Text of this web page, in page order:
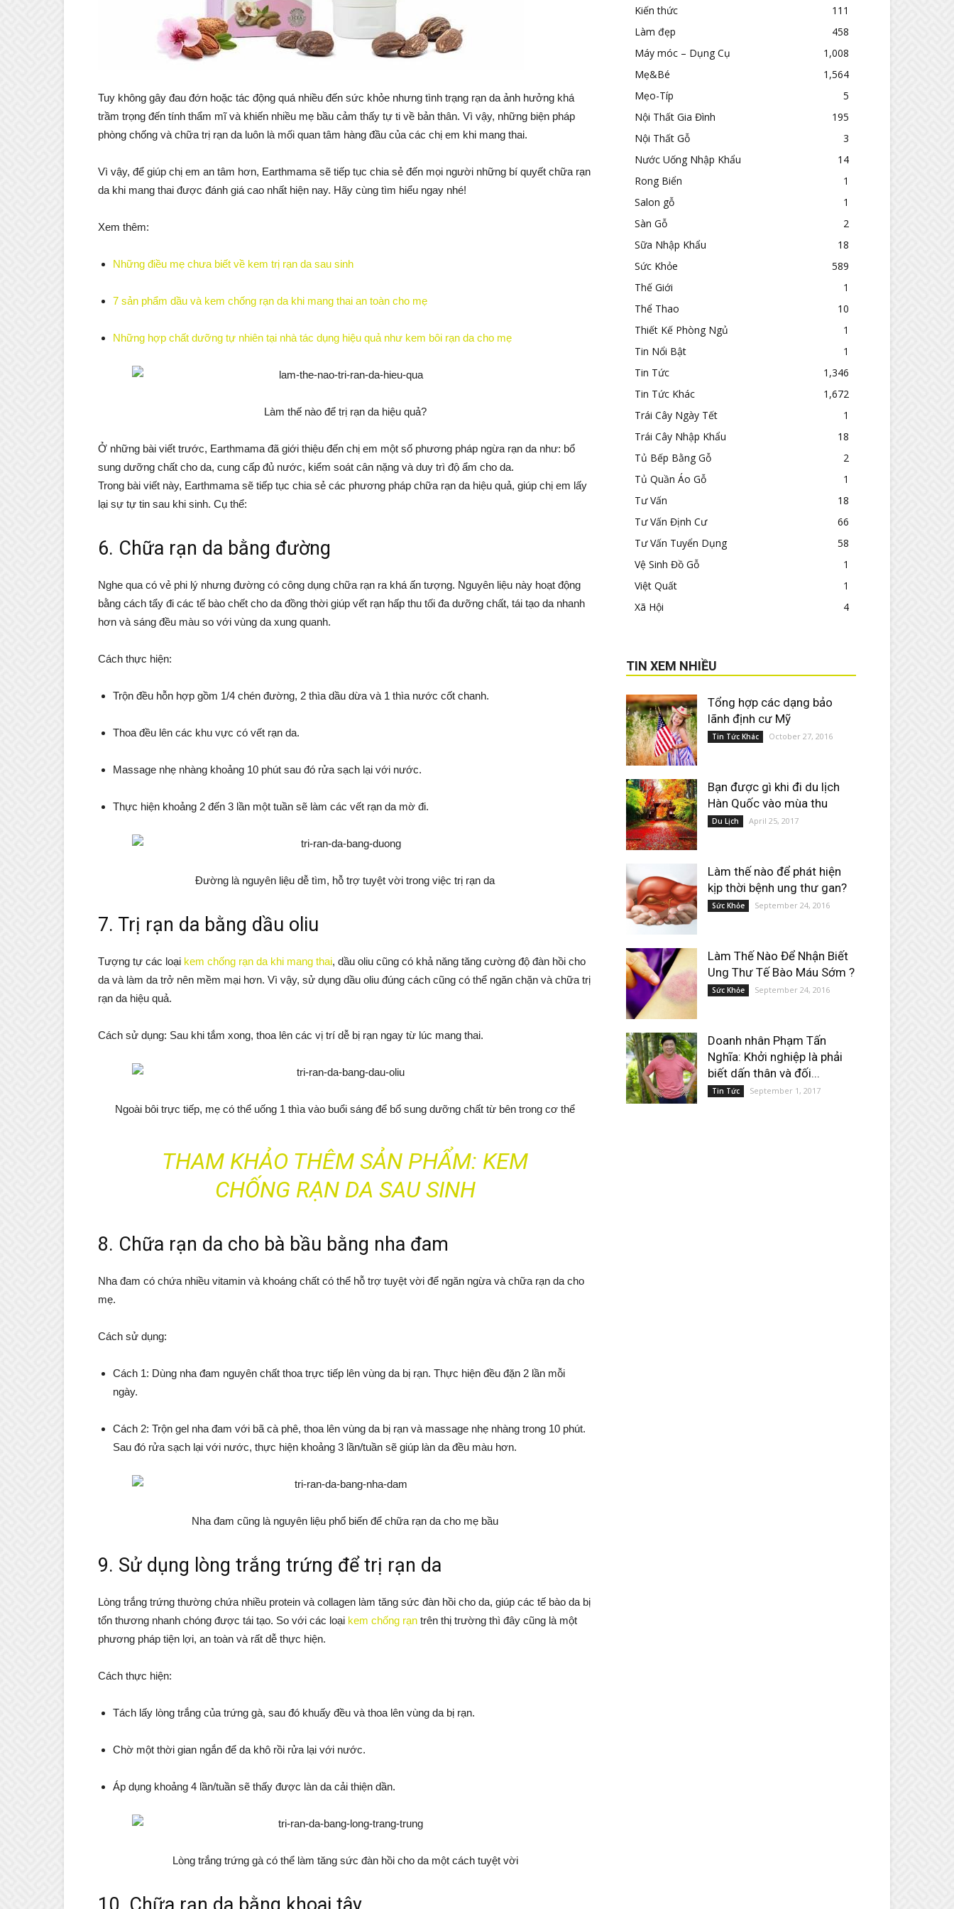
Tuy không gây đau đớn hoặc tác động quá nhiều đến sức khỏe nhưng tình trạng rạn da ảnh hưởng khá
trầm trọng đến tính thẩm mĩ và khiến nhiều mẹ bầu cảm thấy tự ti về bản thân. Vì vậy, những biện pháp
phòng chống và chữa trị rạn da luôn là mối quan tâm hàng đầu của các chị em khi mang thai.
Vì vậy, để giúp chị em an tâm hơn, Earthmama sẽ tiếp tục chia sẻ đến mọi người những bí quyết chữa rạn
da khi mang thai được đánh giá cao nhất hiện nay. Hãy cùng tìm hiểu ngay nhé!
Xem thêm:
Những điều mẹ chưa biết về kem trị rạn da sau sinh
7 sản phẩm dầu và kem chống rạn da khi mang thai an toàn cho mẹ
Những hợp chất dưỡng tự nhiên tại nhà tác dụng hiệu quả như kem bôi rạn da cho mẹ
Làm thế nào để trị rạn da hiệu quả?
Ở những bài viết trước, Earthmama đã giới thiệu đến chị em một số phương pháp ngừa rạn da như: bổ
sung dưỡng chất cho da, cung cấp đủ nước, kiểm soát cân nặng và duy trì độ ẩm cho da.
Trong bài viết này, Earthmama sẽ tiếp tục chia sẻ các phương pháp chữa rạn da hiệu quả, giúp chị em lấy
lại sự tự tin sau khi sinh. Cụ thể:
6. Chữa rạn da bằng đường
Nghe qua có vẻ phi lý nhưng đường có công dụng chữa rạn ra khá ấn tượng. Nguyên liệu này hoạt động
bằng cách tẩy đi các tế bào chết cho da đồng thời giúp vết rạn hấp thu tối đa dưỡng chất, tái tạo da nhanh
hơn và sáng đều màu so với vùng da xung quanh.
Cách thực hiện:
Trộn đều hỗn hợp gồm 1/4 chén đường, 2 thìa dầu dừa và 1 thìa nước cốt chanh.
Thoa đều lên các khu vực có vết rạn da.
Massage nhẹ nhàng khoảng 10 phút sau đó rửa sạch lại với nước.
Thực hiện khoảng 2 đến 3 lần một tuần sẽ làm các vết rạn da mờ đi.
Đường là nguyên liệu dễ tìm, hỗ trợ tuyệt vời trong việc trị rạn da
7. Trị rạn da bằng dầu oliu
Tượng tự các loại kem chống rạn da khi mang thai, dầu oliu cũng có khả năng tăng cường độ đàn hồi cho
da và làm da trở nên mềm mại hơn. Vì vậy, sử dụng dầu oliu đúng cách cũng có thể ngăn chặn và chữa trị
rạn da hiệu quả.
Cách sử dụng: Sau khi tắm xong, thoa lên các vị trí dễ bị rạn ngay từ lúc mang thai.
Ngoài bôi trực tiếp, mẹ có thể uống 1 thìa vào buổi sáng để bổ sung dưỡng chất từ bên trong cơ thể
THAM KHẢO THÊM SẢN PHẨM: KEM
CHỐNG RẠN DA SAU SINH
8. Chữa rạn da cho bà bầu bằng nha đam
Nha đam có chứa nhiều vitamin và khoáng chất có thể hỗ trợ tuyệt vời để ngăn ngừa và chữa rạn da cho
mẹ.
Cách sử dụng:
Cách 1: Dùng nha đam nguyên chất thoa trực tiếp lên vùng da bị rạn. Thực hiện đều đặn 2 lần mỗi
ngày.
Cách 2: Trộn gel nha đam với bã cà phê, thoa lên vùng da bị rạn và massage nhẹ nhàng trong 10 phút.
Sau đó rửa sạch lại với nước, thực hiện khoảng 3 lần/tuần sẽ giúp làn da đều màu hơn.
Nha đam cũng là nguyên liệu phổ biến để chữa rạn da cho mẹ bầu
9. Sử dụng lòng trắng trứng để trị rạn da
Lòng trắng trứng thường chứa nhiều protein và collagen làm tăng sức đàn hồi cho da, giúp các tế bào da bị
tổn thương nhanh chóng được tái tạo. So với các loại kem chống rạn trên thị trường thì đây cũng là một
phương pháp tiện lợi, an toàn và rất dễ thực hiện.
Cách thực hiện:
Tách lấy lòng trắng của trứng gà, sau đó khuấy đều và thoa lên vùng da bị rạn.
Chờ một thời gian ngắn để da khô rồi rửa lại với nước.
Áp dụng khoảng 4 lần/tuần sẽ thấy được làn da cải thiện dần.
Lòng trắng trứng gà có thể làm tăng sức đàn hồi cho da một cách tuyệt vời
Kiến thức
111
Làm đẹp
458
Máy móc – Dụng Cụ
1,008
Mẹ&Bé
1,564
Mẹo-Típ
5
Nội Thất Gia Đình
195
Nội Thất Gỗ
3
Nước Uống Nhập Khẩu
14
Rong Biển
1
Salon gỗ
1
Sàn Gỗ
2
Sữa Nhập Khẩu
18
Sức Khỏe
589
Thế Giới
1
Thể Thao
10
Thiết Kế Phòng Ngủ
1
Tin Nổi Bật
1
Tin Tức
1,346
Tin Tức Khác
1,672
Trái Cây Ngày Tết
1
Trái Cây Nhập Khẩu
18
Tủ Bếp Bằng Gỗ
2
Tủ Quần Áo Gỗ
1
Tư Vấn
18
Tư Vấn Định Cư
66
Tư Vấn Tuyển Dụng
58
Vệ Sinh Đồ Gỗ
1
Việt Quất
1
Xã Hội
4
TIN XEM NHIỀU
Tổng hợp các dạng bảo
lãnh định cư Mỹ
Tin Tức Khác October 27, 2016
Bạn được gì khi đi du lịch
Hàn Quốc vào mùa thu
Du Lịch April 25, 2017
Làm thế nào để phát hiện
kịp thời bệnh ung thư gan?
Sức Khỏe September 24, 2016
Làm Thế Nào Để Nhận Biết
Ung Thư Tế Bào Máu Sớm ?
Sức Khỏe September 24, 2016
Doanh nhân Phạm Tấn
Nghĩa: Khởi nghiệp là phải
biết dấn thân và đối...
Tin Tức September 1, 2017